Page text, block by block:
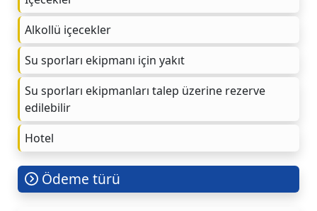
Alkollü içecekler
Su sporları ekipmanı için yakıt
Su sporları ekipmanları talep üzerine rezerve
edilebilir
Hotel
Ödeme türü